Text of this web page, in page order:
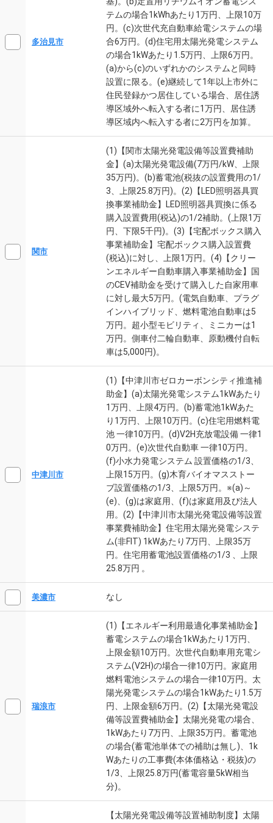
多治見市
テムの場合1kWhあたり1万円、上限10万
円。(c)次世代充自動車給電システムの場
合6万円。(d)住宅用太陽光発電システム
の場合1kWあたり1.5万円、上限6万円。
(a)から(c)のいずれかのシステムと同時
設置に限る。(e)継続して1年以上市外に
住民登録かつ居住している場合、居住誘
導区域外へ転入する者に1万円、居住誘
導区域内へ転入する者に2万円を加算。
関市
(1)【関市太陽光発電設備等設置費補助
金】(a)太陽光発電設備(7万円/kW、上限
35万円)。(b)蓄電池(税抜の設置費用の1/
3、上限25.8万円)。(2)【LED照明器具買
換事業補助金】LED照明器具買換に係る
購入設置費用(税込)の1/2補助。(上限1万
円、下限5千円)。(3)【宅配ボックス購入
事業補助金】宅配ボックス購入設置費
(税込)に対し、上限1万円。(4)【クリー
ンエネルギー自動車購入事業補助金】国
のCEV補助金を受けて購入した自家用車
に対し最大5万円。(電気自動車、プラグ
インハイブリッド、燃料電池自動車は5
万円。超小型モビリティ、ミニカーは1
万円。側車付二輪自動車、原動機付自転
車は5,000円)。
中津川市
(1)【中津川市ゼロカーボンシティ推進補
助金】(a)太陽光発電システム1kWあたり
1万円、上限4万円。(b)蓄電池1kWあた
り1万円、上限10万円。(c)住宅用燃料電
池 一律10万円。(d)V2H充放電設備 一律1
0万円。(e)次世代自動車 一律10万円。
(f)小水力発電システム 設置価格の1/3、
上限15万円。(g)木育バイオマスストー
ブ設置価格の1/3、上限5万円。※(a)～
(e)、(g)は家庭用、(f)は家庭用及び法人
用。(2)【中津川市太陽光発電設備等設置
事業費補助金】住宅用太陽光発電システ
ム(非FIT) 1kWあたり7万円、上限35万
円。住宅用蓄電池設置価格の1/3 、上限
25.8万円 。
美濃市 なし
瑞浪市
(1)【エネルギー利用最適化事業補助金】
蓄電システムの場合1kWあたり1万円、
上限金額10万円。次世代自動車用充電シ
ステム(V2H)の場合一律10万円。家庭用
燃料電池システムの場合一律10万円。太
陽光発電システムの場合1kWあたり1.5万
円、上限金額6万円。(2)【太陽光発電設
備等設置費補助金】太陽光発電の場合、
1kWあたり7万円、上限35万円。蓄電池
の場合(蓄電池単体での補助は無し)、1k
Wあたりの工事費(本体価格込・税抜)の
1/3、上限25.8万円(蓄電容量5kW相当
分)。
【太陽光発電設備等設置補助制度】太陽